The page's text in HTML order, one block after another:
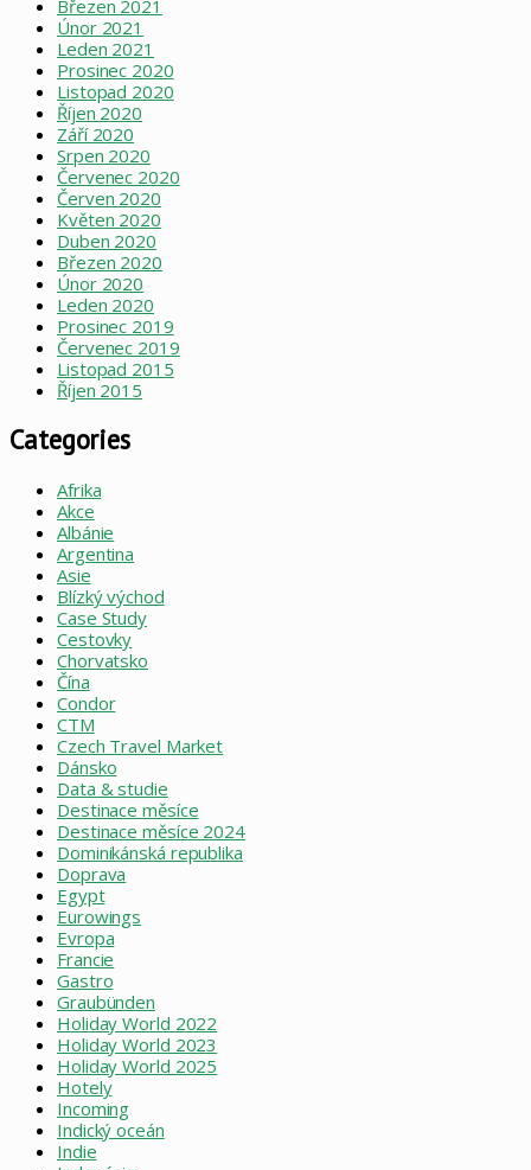
Březen 2021
Únor 2021
Leden 2021
Prosinec 2020
Listopad 2020
Říjen 2020
Září 2020
Srpen 2020
Červenec 2020
Červen 2020
Květen 2020
Duben 2020
Březen 2020
Únor 2020
Leden 2020
Prosinec 2019
Červenec 2019
Listopad 2015
Říjen 2015
Categories
Afrika
Akce
Albánie
Argentina
Asie
Blízký východ
Case Study
Cestovky
Chorvatsko
Čína
Condor
CTM
Czech Travel Market
Dánsko
Data & studie
Destinace měsíce
Destinace měsíce 2024
Dominikánská republika
Doprava
Egypt
Eurowings
Evropa
Francie
Gastro
Graubünden
Holiday World 2022
Holiday World 2023
Holiday World 2025
Hotely
Incoming
Indický oceán
Indie